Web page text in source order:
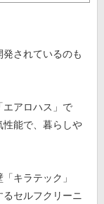
されているのも
エアロハス」で
性能で、暮らしや
キラテック」
セルフクリーニ